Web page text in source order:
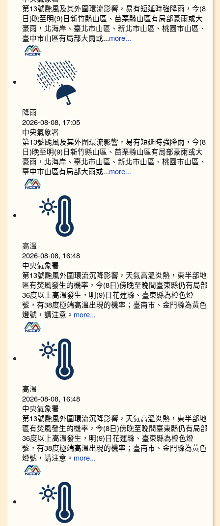
第13號颱風及其外圍環流影響，易有短延時強降雨，今(8
日)晚至明(9)日新竹縣山區、苗栗縣山區有局部豪雨或大
豪雨，北海岸、臺北市山區、新北市山區、桃園市山區、
臺中市山區有局部大雨或...more...
降雨
2026-08-08, 17:05
中央氣象署
第13號颱風及其外圍環流影響，易有短延時強降雨，今(8
日)晚至明(9)日新竹縣山區、苗栗縣山區有局部豪雨或大
豪雨，北海岸、臺北市山區、新北市山區、桃園市山區、
臺中市山區有局部大雨或...more...
高溫
2026-08-08, 16:48
中央氣象署
第13號颱風外圍環流沉降影響，天氣高溫炎熱，東半部地
區有焚風發生的機率，今(8日)傍晚至晚間臺東縣仍有局部
36度以上高溫發生，明(9)日花蓮縣、臺東縣為橙色燈
號，有38度極端高溫出現的機率；臺南市、金門縣為黃色
燈號，請注意。 more...
高溫
2026-08-08, 16:48
中央氣象署
第13號颱風外圍環流沉降影響，天氣高溫炎熱，東半部地
區有焚風發生的機率，今(8日)傍晚至晚間臺東縣仍有局部
36度以上高溫發生，明(9)日花蓮縣、臺東縣為橙色燈
號，有38度極端高溫出現的機率；臺南市、金門縣為黃色
燈號，請注意。 more...